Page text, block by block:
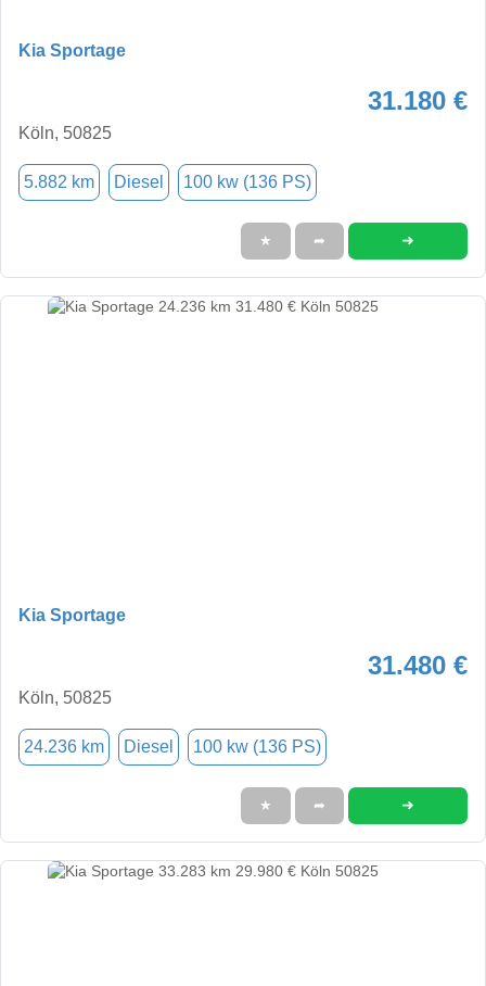
Kia Sportage
31.180 €
Köln, 50825
5.882 km Diesel 100 kw (136 PS)
★ ➦ ➜
Kia Sportage
31.480 €
Köln, 50825
24.236 km Diesel 100 kw (136 PS)
★ ➦ ➜